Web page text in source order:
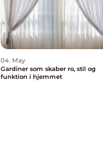
04. May
Gardiner som skaber ro, stil og
funktion i hjemmet